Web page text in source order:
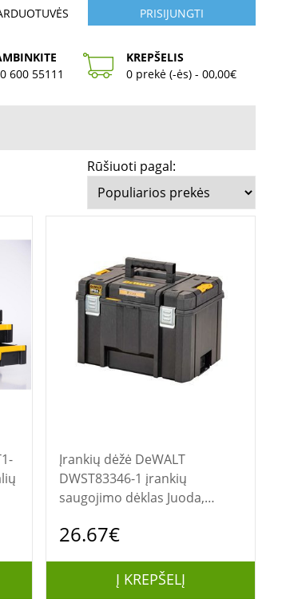
PRISIJUNGTI
600 55111
KREPŠELIS
0 prekė (-ės) - 00,00€
Rūšiuoti pagal:
Įrankių dėžė DeWALT
DWST83346-1 įrankių
saugojimo dėklas Juoda,
26.67€
Į KREPŠELĮ